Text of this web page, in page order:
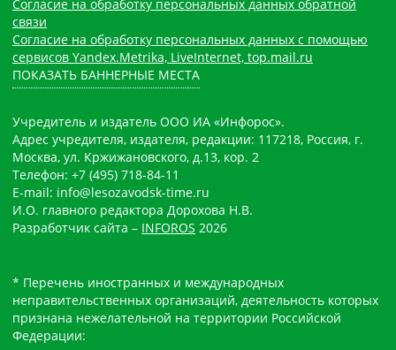
Согласие на обработку персональных данных обратной
связи
Согласие на обработку персональных данных с помощью
сервисов Yandex.Metrika, LiveInternet, top.mail.ru
ПОКАЗАТЬ БАННЕРНЫЕ МЕСТА
Учредитель и издатель ООО ИА «Инфорос».
Адрес учредителя, издателя, редакции: 117218, Россия, г.
Москва, ул. Кржижановского, д.13, кор. 2
Телефон: +7 (495) 718-84-11
E-mail: info@lesozavodsk-time.ru
И.О. главного редактора Дорохова Н.В.
Разработчик сайта – INFOROS 2026
* Перечень иностранных и международных
неправительственных организаций, деятельность которых
признана нежелательной на территории Российской
Федерации: